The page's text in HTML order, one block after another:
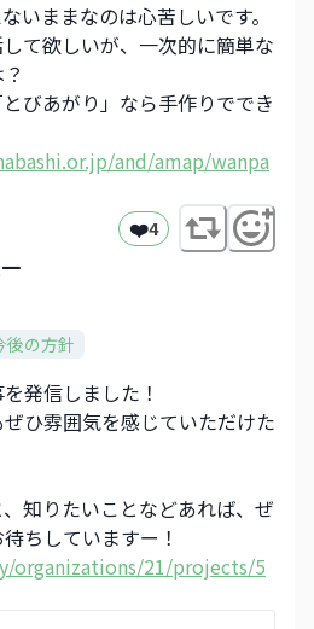
いままなのは心苦しいです。
て欲しいが、一次的に簡単な
びあがり」なら手作りででき
and/amap/wanpa
❤️4
後の方針
発信しました！
ひ雰囲気を感じていただけた
知りたいことなどあれば、ぜ
ちしていますー！
organizations/21/projects/5